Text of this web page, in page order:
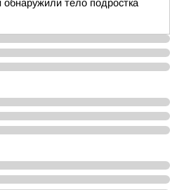
обнаружили тело подростка